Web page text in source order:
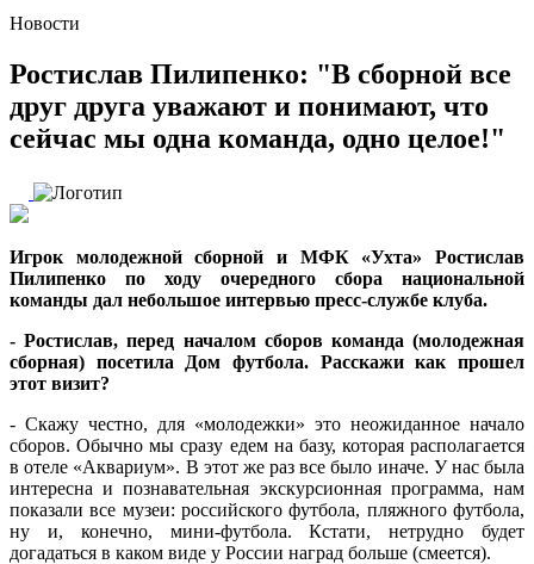
Новости
Ростислав Пилипенко: "В сборной все
друг друга уважают и понимают, что
сейчас мы одна команда, одно целое!"
Игрок молодежной сборной и МФК «Ухта» Ростислав
Пилипенко по ходу очередного сбора национальной
команды дал небольшое интервью пресс-службе клуба.
- Ростислав, перед началом сборов команда (молодежная
сборная) посетила Дом футбола. Расскажи как прошел
этот визит?
- Скажу честно, для «молодежки» это неожиданное начало
сборов. Обычно мы сразу едем на базу, которая располагается
в отеле «Аквариум». В этот же раз все было иначе. У нас была
интересна и познавательная экскурсионная программа, нам
показали все музеи: российского футбола, пляжного футбола,
ну и, конечно, мини-футбола. Кстати, нетрудно будет
догадаться в каком виде у России наград больше (смеется).